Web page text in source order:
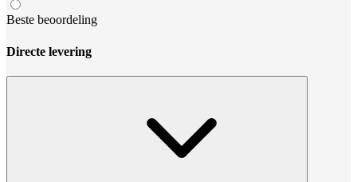
Beste beoordeling
Directe levering